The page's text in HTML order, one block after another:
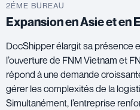
2ÉME BUREAU
Expansion en Asie et en
DocShipper élargit sa présence
l’ouverture de FNM Vietnam et
répond à une demande
gérer les complexités de la
Simultanément, l’entreprise